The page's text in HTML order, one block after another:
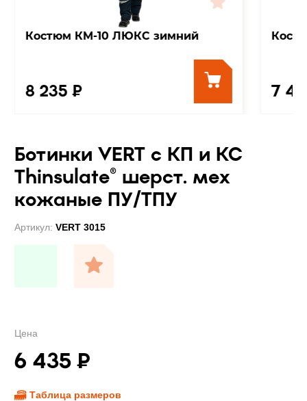
Костюм КМ-10 ЛЮКС зимний
8 235 ₽ 7
Ботинки VERT с КП и КС
Thinsulate® шерст. мех
кожаные ПУ/ТПУ
Артикул: VERT 3015
Цена
6 435 ₽
Таблица размеров